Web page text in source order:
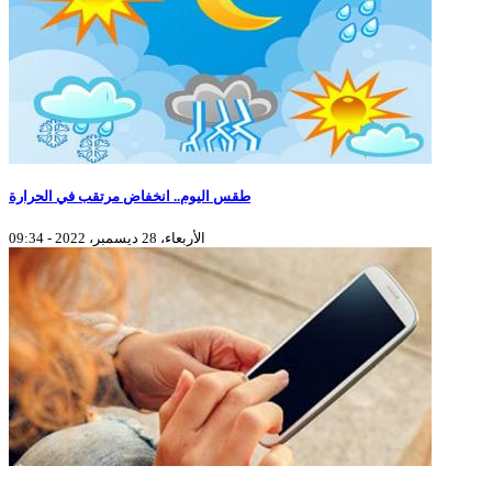
طقس اليوم.. انخفاض مرتقب في الحرارة
الأربعاء، 28 ديسمبر، 2022 - 09:34